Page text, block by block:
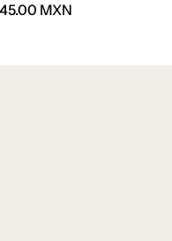
MXN